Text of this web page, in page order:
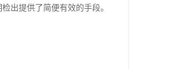
出提供了简便有效的手段。